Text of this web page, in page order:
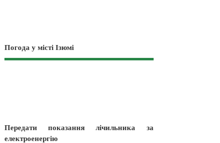
Погода у місті Ізюмі
Передати показання лічильника за
електроенергію